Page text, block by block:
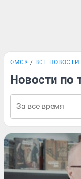
ОМСК ВСЕ НОВОСТИ
Новости по